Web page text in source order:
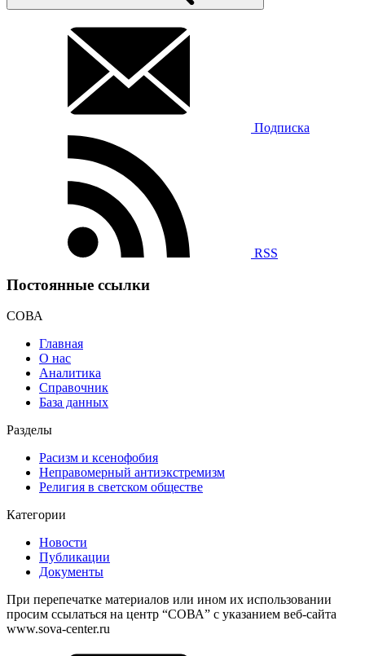
Подписка
RSS
Постоянные ссылки
СОВА
Главная
О нас
Аналитика
Справочник
База данных
Разделы
Расизм и ксенофобия
Неправомерный антиэкстремизм
Религия в светском обществе
Категории
Новости
Публикации
Документы
При перепечатке материалов или ином их использовании
просим ссылаться на центр “СОВА” с указанием веб-сайта
www.sova-center.ru